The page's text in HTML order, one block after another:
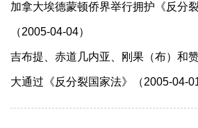
加拿大埃德蒙顿侨界举行拥护《反分
（2005-04-04）
吉布提、赤道几内亚、刚果（布）和
大通过《反分裂国家法》（2005-04-01